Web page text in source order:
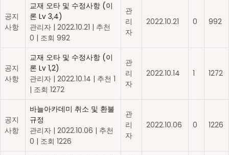
공지
사항
교재 오타 및 수정사항 (이
론 Lv 3,4)
관리자 | 2022.10.21 | 추천
0 | 조회 992
관
리
자
2022.10.21 0 992
공지
사항
교재 오타 및 수정사항 (이
론 Lv 1,2)
관리자 | 2022.10.14 | 추천 1
| 조회 1272
관
리
자
2022.10.14 1 1272
공지
사항
바늘아카데미 취소 및 환불
규정
관리자 | 2022.10.06 | 추천
0 | 조회 1226
관
리
자
2022.10.06 0 1226